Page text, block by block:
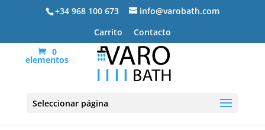
+34 968 100 673
info@varobath.com
Carrito
Contacto
0
elementos
Seleccionar página
Plato de ducha XXL